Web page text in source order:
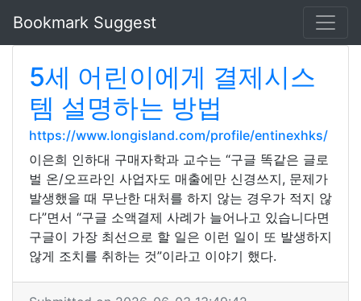
Bookmark Suggest
5세 어린이에게 결제시스
템 설명하는 방법
https://www.longisland.com/profile/entinexhks/
이은희 인하대 구매자학과 교수는 “구글 똑같은 글로
벌 온/오프라인 사업자도 매출에만 신경쓰지, 문제가
발생했을 때 무난한 대처를 하지 않는 경우가 적지 않
다”면서 “구글 소액결제 사례가 늘어나고 있습니다면
구글이 가장 최선으로 할 일은 이런 일이 또 발생하지
않게 조치를 취하는 것”이라고 이야기 했다.